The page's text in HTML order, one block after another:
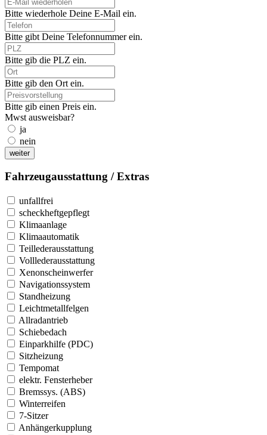
Bitte wiederhole Deine E-Mail ein.
Bitte gibt Deine Telefonnummer ein.
Bitte gib die PLZ ein.
Bitte gib den Ort ein.
Bitte gib einen Preis ein.
Mwst ausweisbar?
ja
nein
weiter
Fahrzeugausstattung / Extras
unfallfrei
scheckheftgepflegt
Klimaanlage
Klimaautomatik
Teillederausstattung
Volllederausstattung
Xenonscheinwerfer
Navigationssystem
Standheizung
Leichtmetallfelgen
Allradantrieb
Schiebedach
Einparkhilfe (PDC)
Sitzheizung
Tempomat
elektr. Fensterheber
Bremssys. (ABS)
Winterreifen
7-Sitzer
Anhängerkupplung